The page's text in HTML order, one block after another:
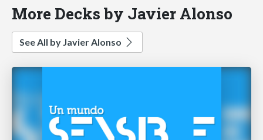
More Decks by Javier Alonso
See All by Javier Alonso